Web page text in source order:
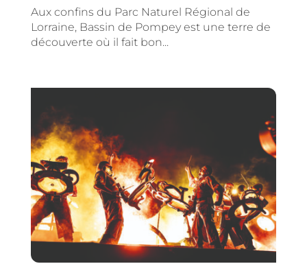
Aux confins du Parc Naturel Régional de
Lorraine, Bassin de Pompey est une terre de
découverte où il fait bon...